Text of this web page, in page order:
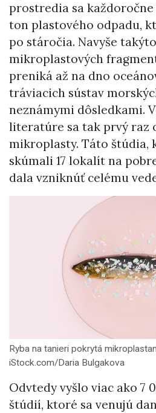
prostredia sa
ton plastového odpadu,
po stáročia. Navyše
mikroplastových
preniká až na dno
tráviacich sústav
neznámymi dôsledkami.
literatúre sa tak prvý raz
mikroplasty. Táto štúdia,
skúmali 17 lokalít na
dala vzniknúť celému
Ryba na tanieri pokrytá
iStock.com/Daria Bulgakova
Odvtedy vyšlo viac ako 7
štúdií, ktoré sa venujú